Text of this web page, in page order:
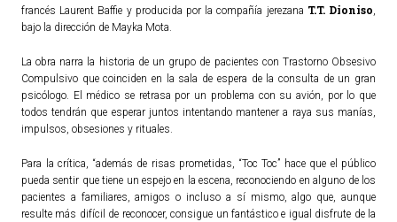
francés Laurent Baffie y producida por la compañía jerezana T.T. Dioniso
bajo la dirección de Mayka Mota.
La obra narra la historia de un grupo de pacientes con Trastorno Obsesivo
Compulsivo que coinciden en la sala de espera de la consulta de un gran
psicólogo. El médico se retrasa por un problema con su avión, por lo que
todos tendrán que esperar juntos intentando mantener a raya sus manías,
impulsos, obsesiones y rituales.
Para la crítica, “además de risas prometidas, “Toc Toc” hace que el público
pueda sentir que tiene un espejo en la escena, reconociendo en alguno de los
pacientes a familiares, amigos o incluso a sí mismo, algo que, aunque
resulte más difícil de reconocer, consigue un fantástico e igual disfrute de la